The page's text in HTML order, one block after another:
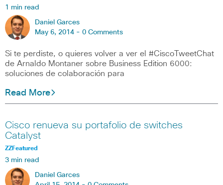
1 min read
Daniel Garces
May 6, 2014 - 0 Comments
Si te perdiste, o quieres volver a ver el #CiscoTweetChat
de Arnaldo Montaner sobre Business Edition 6000:
soluciones de colaboración para
Read More
Cisco renueva su portafolio de switches
Catalyst
ZZFeatured
3 min read
Daniel Garces